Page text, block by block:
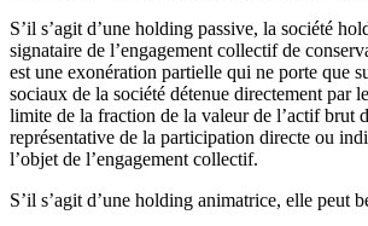
S’il s’agit d’une holding passive, la société
signataire de l’engagement collectif de
est une exonération partielle qui ne porte que
sociaux de la société détenue directement par
limite de la fraction de la valeur de l’actif brut
représentative de la participation directe ou
l’objet de l’engagement collectif.
S’il s’agit d’une holding animatrice, elle peut